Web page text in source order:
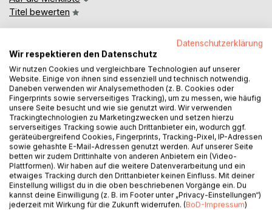
Titel bewerten
BESCHREIBUNG
Kaum etwas steht so hoch im Kurs wie die Gesundheit. Und
wer mit dem Motto "Hauptsache gesund" daher kommt,
kann ordentlich Beifall und Zustimmung einsammeln. Und
dennoch: Vielleicht ist das Eigenschaftswort "gesund"
doch noch eine Nummer zu klein, jedenfalls verglichen mit
dem Wörtchen "heil" - denn heil sein bedeutet ungleich
Datenschutzerklärung
Wir respektieren den Datenschutz
Wir nutzen Cookies und vergleichbare Technologien auf unserer
Website. Einige von ihnen sind essenziell und technisch notwendig.
Daneben verwenden wir Analysemethoden (z. B. Cookies oder
Fingerprints sowie serverseitiges Tracking), um zu messen, wie häufig
unsere Seite besucht und wie sie genutzt wird. Wir verwenden
Trackingtechnologien zu Marketingzwecken und setzen hierzu
serverseitiges Tracking sowie auch Drittanbieter ein, wodurch ggf.
geräteübergreifend Cookies, Fingerprints, Tracking-Pixel, IP-Adressen
sowie gehashte E-Mail-Adressen genutzt werden. Auf unserer Seite
betten wir zudem Drittinhalte von anderen Anbietern ein (Video-
Plattformen). Wir haben auf die weitere Datenverarbeitung und ein
etwaiges Tracking durch den Drittanbieter keinen Einfluss. Mit deiner
Einstellung willigst du in die oben beschriebenen Vorgänge ein. Du
kannst deine Einwilligung (z. B. im Footer unter „Privacy-Einstellungen“)
jederzeit mit Wirkung für die Zukunft widerrufen. (BoD-Impressum)